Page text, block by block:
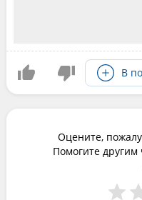
В
Оцените,
Помогите